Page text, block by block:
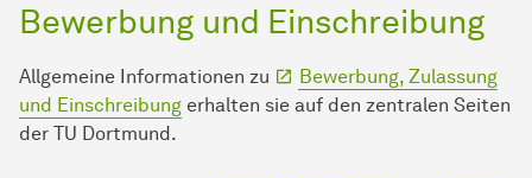
Bewerbung und Einschreibung
Allgemeine Informationen zu
Bewerbung, Zulassung
und Einschreibung erhalten sie auf den zentralen Seiten
der TU Dortmund.